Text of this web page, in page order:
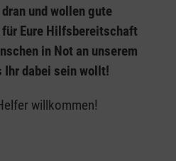
und wollen gute
Eure Hilfsbereitschaft
in Not an unserem
Ihr dabei sein wollt!
willkommen!